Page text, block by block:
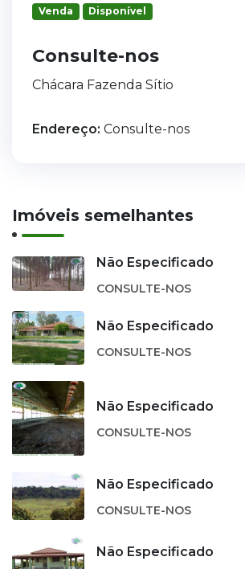
Venda Disponível
Consulte-nos
Chácara Fazenda Sítio
Endereço: Consulte-nos
Imóveis semelhantes
Não Especificado
CONSULTE-NOS
Não Especificado
CONSULTE-NOS
Não Especificado
CONSULTE-NOS
Não Especificado
CONSULTE-NOS
Não Especificado